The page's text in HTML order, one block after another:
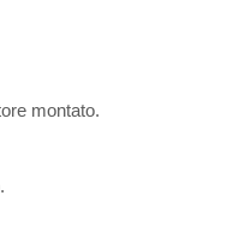
montato.